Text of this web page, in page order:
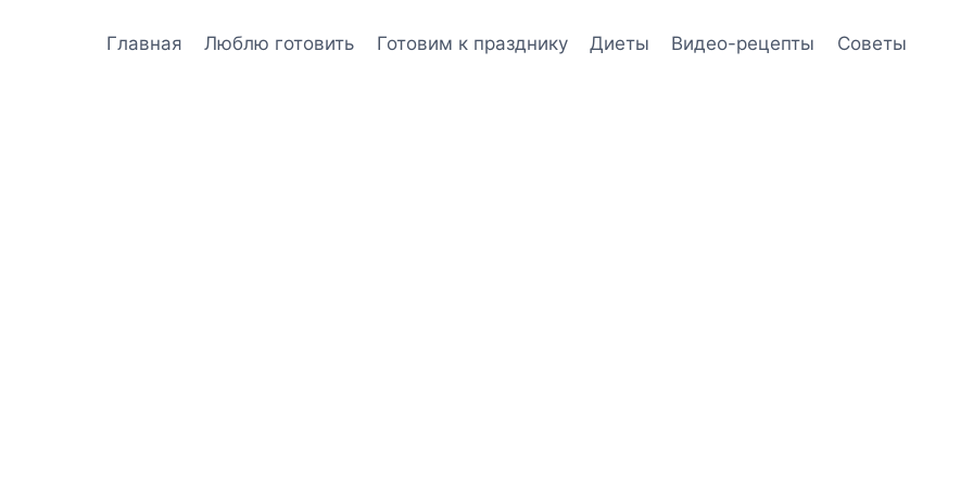
Главная Люблю готовить Готовим к празднику Диеты Видео-рецепты Советы